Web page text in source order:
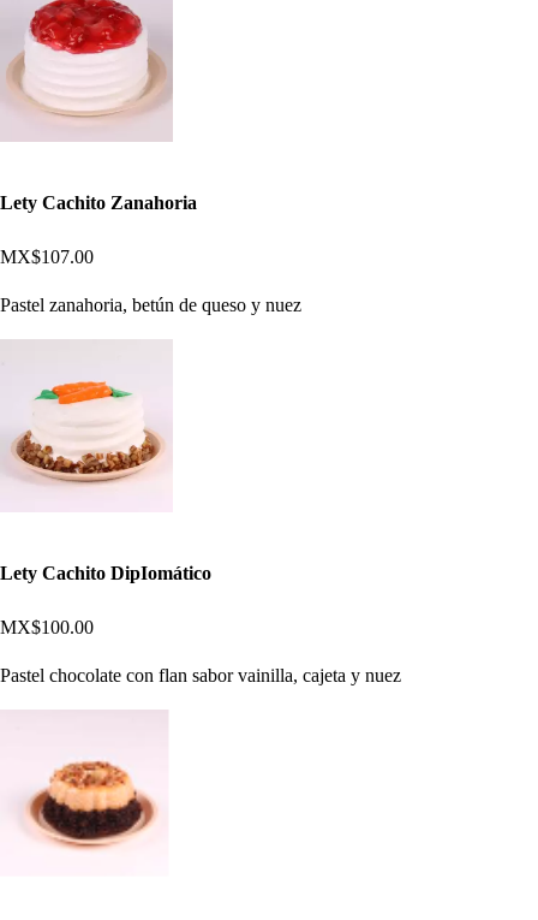
Lety Cachito Zanahoria
MX$107.00
Pastel zanahoria, betún de queso y nuez
Lety Cachito DipIomático
MX$100.00
Pastel chocolate con flan sabor vainilla, cajeta y nuez